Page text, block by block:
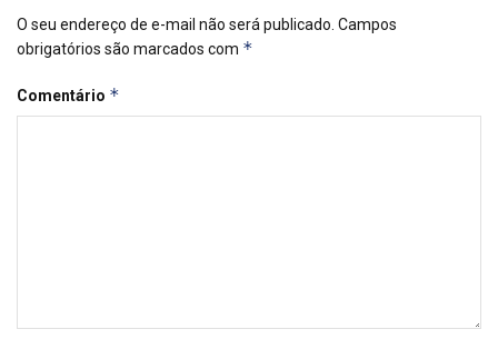
O seu endereço de e-mail não será publicado. Campos
obrigatórios são marcados com *
Comentário *